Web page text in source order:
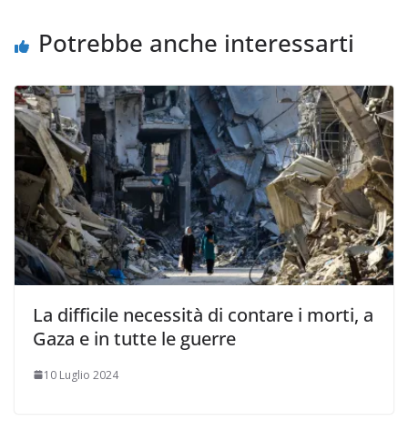
Potrebbe anche interessarti
La difficile necessità di contare i morti, a
Gaza e in tutte le guerre
10 Luglio 2024